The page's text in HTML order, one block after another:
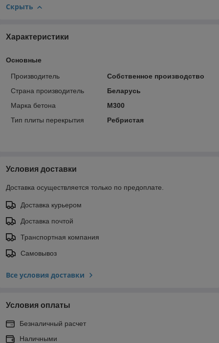
Скрыть
Характеристики
Основные
Производитель
Собственное производство
Страна производитель
Беларусь
Марка бетона
М300
Тип плиты перекрытия
Ребристая
Условия доставки
Доставка осуществляется только по предоплате.
Доставка курьером
Доставка почтой
Транспортная компания
Самовывоз
Все условия доставки
Условия оплаты
Безналичный расчет
Наличными